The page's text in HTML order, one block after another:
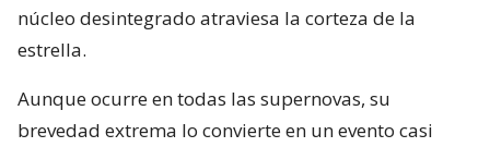
núcleo desintegrado atraviesa la corteza de la
estrella.
Aunque ocurre en todas las supernovas, su
brevedad extrema lo convierte en un evento casi